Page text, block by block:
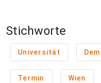
Stichworte
Universität
Termin Wien